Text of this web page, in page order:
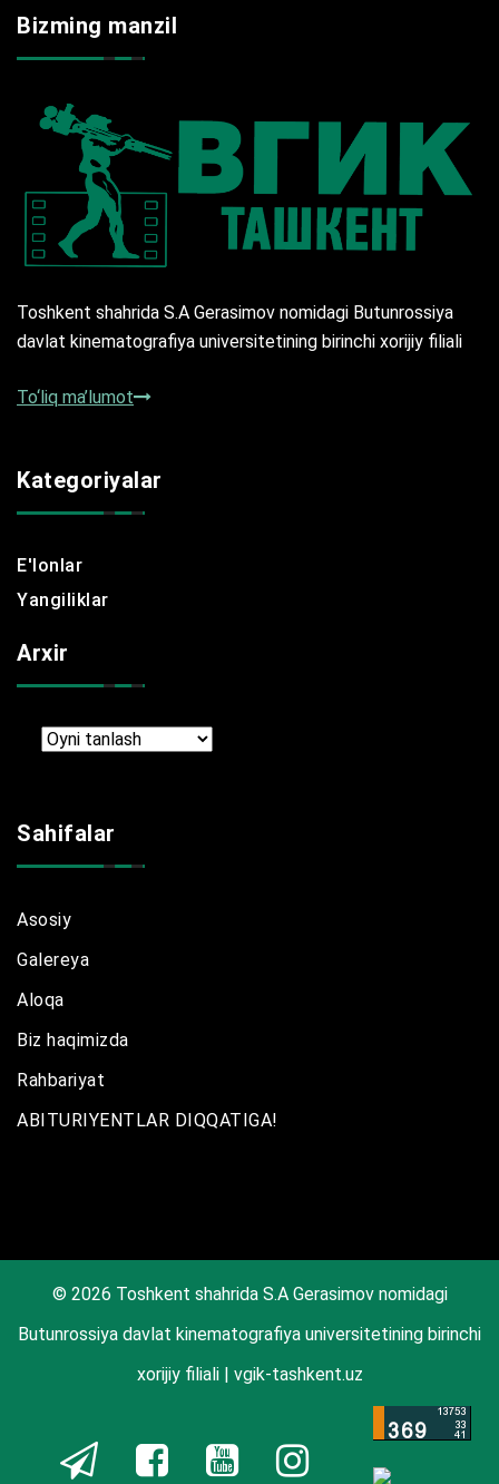
Bizming manzil
Toshkent shahrida S.A Gerasimov nomidagi Butunrossiya
davlat kinematografiya universitetining birinchi xorijiy filiali
To‘liq ma’lumot
Kategoriyalar
E'lonlar
Yangiliklar
Arxir
Arxir
Sahifalar
Asosiy
Galereya
Aloqa
Biz haqimizda
Rahbariyat
ABITURIYENTLAR DIQQATIGA!
© 2026 Toshkent shahrida S.A Gerasimov nomidagi
Butunrossiya davlat kinematografiya universitetining birinchi
xorijiy filiali | vgik-tashkent.uz